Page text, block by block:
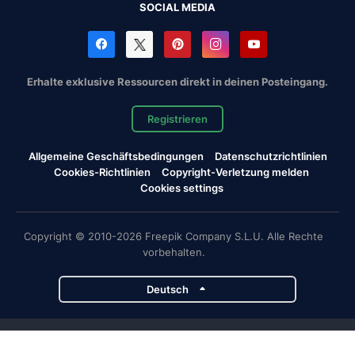
SOCIAL MEDIA
Erhalte exklusive Ressourcen direkt in deinen Posteingang.
Registrieren
Allgemeine Geschäftsbedingungen
Datenschutzrichtlinien
Cookies-Richtlinien
Copyright-Verletzung melden
Cookies settings
Copyright © 2010-2026 Freepik Company S.L.U. Alle Rechte
vorbehalten.
Deutsch